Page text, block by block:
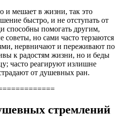
и мешает в жизни, так это
быстро, и не отступать от
способны помогать другим,
советы, но сами часто терзаются
нервничают и переживают по
к радостям жизни, но и беды
часто реагируют излишне
от душевных ран.
стремлений